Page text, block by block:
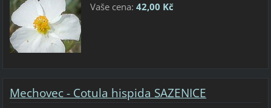
Vaše cena: 42,00 Kč
Mechovec - Cotula hispida SAZENICE